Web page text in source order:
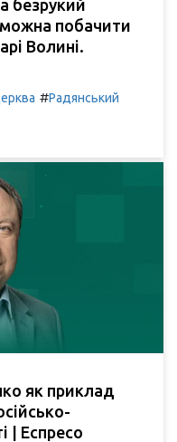
безрукий
побачити
Волині.
#Радянський
як приклад
| Еспресо